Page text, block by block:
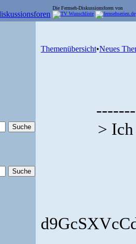
Die Fernseh-Diskussionsforen von
Themenübersicht•Neues
>